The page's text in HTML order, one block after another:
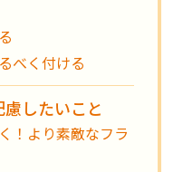
べく付ける
したいこと
！より素敵なフラ